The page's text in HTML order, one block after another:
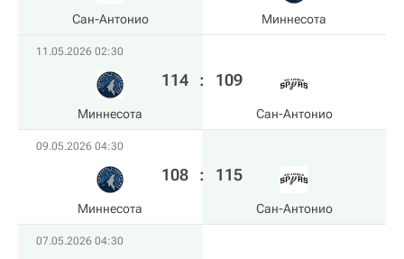
Сан-Антонио Миннесота
11.05.2026 02:30
Миннесота
114 : 109
Сан-Антонио
09.05.2026 04:30
Миннесота
108 : 115
Сан-Антонио
07.05.2026 04:30